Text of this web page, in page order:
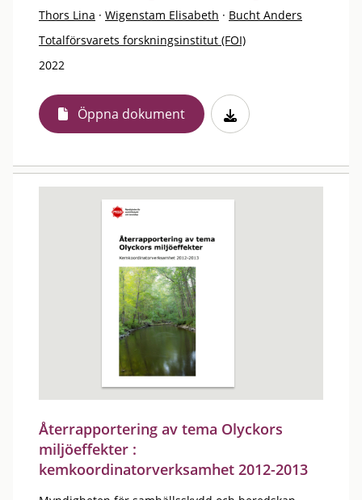
Thors Lina · Wigenstam Elisabeth · Bucht Anders
Totalförsvarets forskningsinstitut (FOI)
2022
Öppna dokument
Återrapportering av tema Olyckors
miljöeffekter :
kemkoordinatorverksamhet 2012-2013